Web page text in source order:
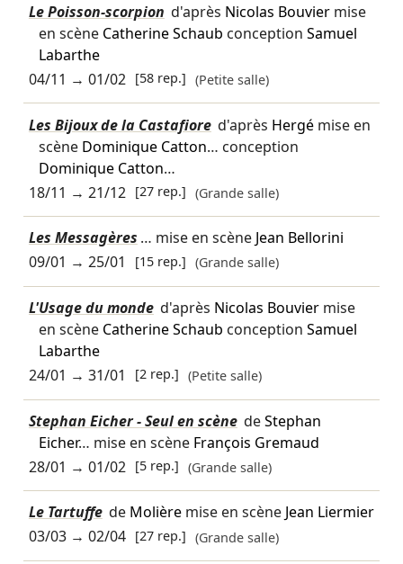
Le Poisson-scorpion d'après Nicolas Bouviermise
en scène Catherine Schaub conception Samuel
Labarthe
04/11 → 01/02 [58 rep.] (Petite salle)
Les Bijoux de la Castafiore d'après Hergémise en
scène Dominique Catton… conception
Dominique Catton…
18/11 → 21/12 [27 rep.] (Grande salle)
Les Messagères … mise en scène Jean Bellorini
09/01 → 25/01 [15 rep.] (Grande salle)
L'Usage du monde d'après Nicolas Bouviermise
en scène Catherine Schaub conception Samuel
Labarthe
24/01 → 31/01 [2 rep.] (Petite salle)
Stephan Eicher - Seul en scène deStephan
Eicher… mise en scène François Gremaud
28/01 → 01/02 [5 rep.] (Grande salle)
Le Tartuffe de Molièremise en scène Jean Liermier
03/03→ 02/04 [27 rep.] (Grande salle)